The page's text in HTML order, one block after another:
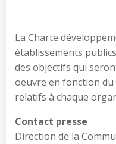
La Charte
établissements
des objectifs qui
oeuvre en fonction
relatifs à chaque
Contact presse
Direction de la